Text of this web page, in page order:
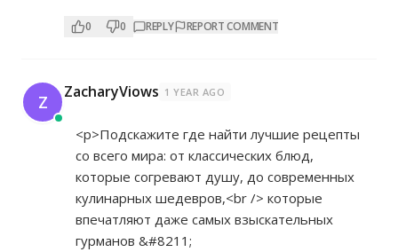
0 0 REPLY REPORT COMMENT
Z ZacharyViows 1 YEAR AGO
<p>Подскажите где найти лучшие рецепты
со всего мира: от классических блюд,
которые согревают душу, до современных
кулинарных шедевров,<br /> которые
впечатляют даже самых взыскательных
гурманов &#8211;